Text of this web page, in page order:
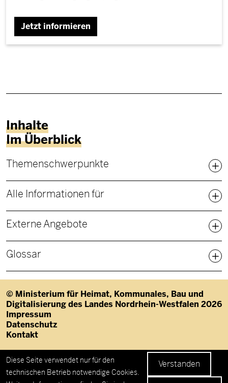
Datenschutzeinstellungen
Diese Seite verwendet nur für den
technischen Betrieb notwendige Cookies.
Verstanden
Jetzt informieren
Inhalte
Im Überblick
Fußbereich Sitemap
Themenschwerpunkte
Alle Informationen für
Externe Angebote
Glossar
© Ministerium für Heimat, Kommunales, Bau und
Digitalisierung des Landes Nordrhein-Westfalen 2026
Fußzeile
Impressum
Datenschutz
Kontakt